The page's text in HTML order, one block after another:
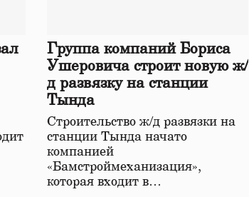
Группа компаний Бориса
Ушеровича строит новую ж/
д развязку на станции
Тында
Строительство ж/д развязки на
станции Тында начато
компанией
«Бамстроймеханизация»,
которая входит в…